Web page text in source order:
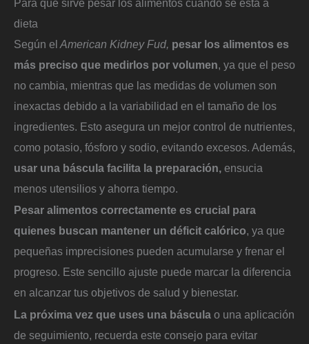
Para qué sirve pesar los alimentos cuando se está a
dieta
Según el American Kidney Fud, pesar los alimentos es
más preciso que medirlos por volumen, ya que el peso
no cambia, mientras que las medidas de volumen son
inexactas debido a la variabilidad en el tamaño de los
ingredientes. Esto asegura un mejor control de nutrientes,
como potasio, fósforo y sodio, evitando excesos. Además,
usar una báscula facilita la preparación, ensucia
menos utensilios y ahorra tiempo.
Pesar alimentos correctamente es crucial para
quienes buscan mantener un déficit calórico, ya que
pequeñas imprecisiones pueden acumularse y frenar el
progreso. Este sencillo ajuste puede marcar la diferencia
en alcanzar tus objetivos de salud y bienestar.
La próxima vez que uses una báscula o una aplicación
de seguimiento, recuerda este consejo para evitar